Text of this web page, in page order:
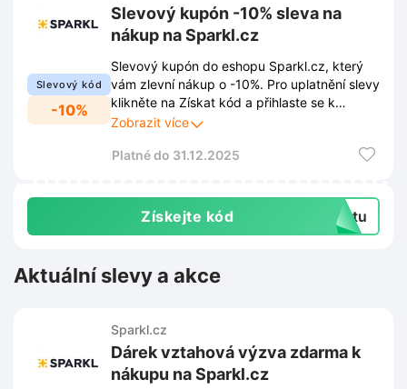
Slevový kód
-10%
Slevový kupón -10% sleva na
nákup na Sparkl.cz
Slevový kupón do eshopu Sparkl.cz, který
vám zlevní nákup o -10%. Pro uplatnění slevy
klikněte na Získat kód a přihlaste se k
newsletteru prostřednictvím vyskakovacího
novinky, slevy ani exkluzivní nabídky.
Zobrazit více
Platné do 31.12.2025
Získejte kód extu
Aktuální slevy a akce
Sparkl.cz
Dárek vztahová výzva zdarma k
nákupu na Sparkl.cz